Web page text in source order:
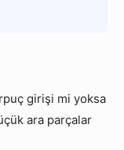
girişi mi yoksa
ara parçalar